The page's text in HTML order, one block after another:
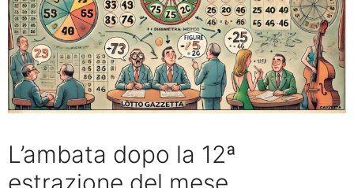
L’ambata dopo la 12ª